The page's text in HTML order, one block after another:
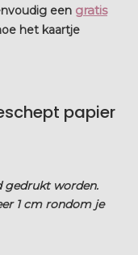
een gratis
het kaartje
papier
gedrukt worden.
1 cm rondom je